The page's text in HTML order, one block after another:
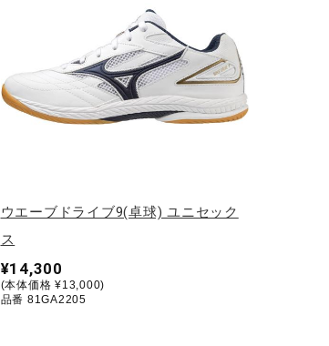
ウエーブドライブ9(卓球) ユニセック
ス
¥14,300
(本体価格 ¥13,000)
品番 81GA2205